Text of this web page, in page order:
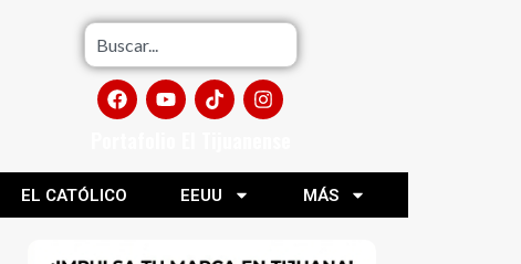
EL CATÓLICO EEUU MÁS